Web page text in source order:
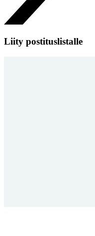
Liity postituslistalle